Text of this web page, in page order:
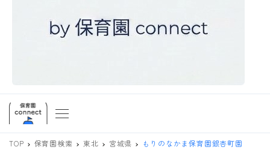
TOP 保育園検索 東北 宮城県 もりのなかま保育園銀杏町園